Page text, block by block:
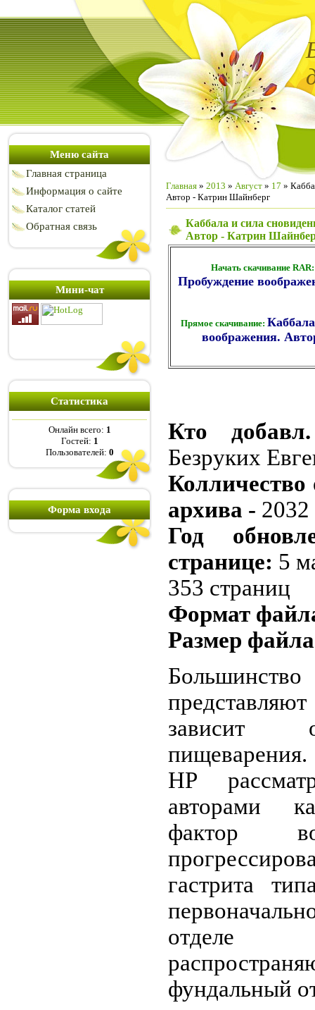
Меню сайта
Главная страница
Информация о сайте
Каталог статей
Обратная связь
Мини-чат
Статистика
Онлайн всего: 1
Гостей: 1
Пользователей: 0
Форма входа
Главная » 2013 » Август » 17 »
Автор - Катрин Шайнберг
Каббала и сила
Автор - Катрин
Начать скачивание
Пробуждение
Прямое скачивание:
воображения.
Кто
Безруких
Колличество
архива - 2032
Год
странице: 5
353 страниц
Формат
Размер
зависит
HP
авторами
фактор
гастрита
фундальный